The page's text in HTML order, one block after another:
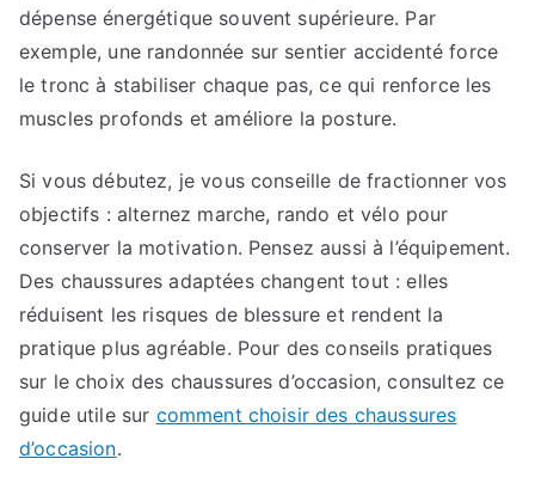
dépense énergétique souvent supérieure. Par
exemple, une randonnée sur sentier accidenté force
le tronc à stabiliser chaque pas, ce qui renforce les
muscles profonds et améliore la posture.
Si vous débutez, je vous conseille de fractionner vos
objectifs : alternez marche, rando et vélo pour
conserver la motivation. Pensez aussi à l’équipement.
Des chaussures adaptées changent tout : elles
réduisent les risques de blessure et rendent la
pratique plus agréable. Pour des conseils pratiques
sur le choix des chaussures d’occasion, consultez ce
guide utile sur comment choisir des chaussures
d’occasion.